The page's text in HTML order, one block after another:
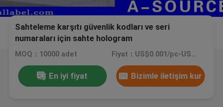
Sahteleme karşıtı güvenlik kodları ve seri
numaraları için sahte hologram
MOQ：10000 adet Fiyat：US$0.001/pc-US$0.4/pc
En iyi fiyat Bizimle iletişim kur